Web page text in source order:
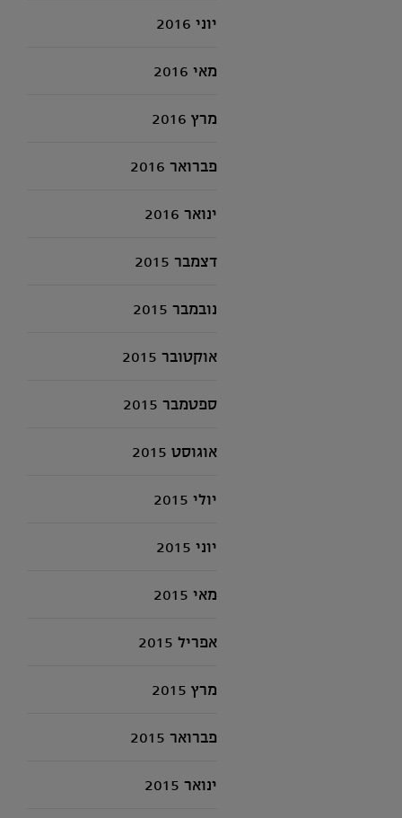
יוני 2016
מאי 2016
מרץ 2016
פברואר 2016
ינואר 2016
דצמבר 2015
נובמבר 2015
אוקטובר 2015
ספטמבר 2015
אוגוסט 2015
יולי 2015
יוני 2015
מאי 2015
אפריל 2015
מרץ 2015
פברואר 2015
ינואר 2015